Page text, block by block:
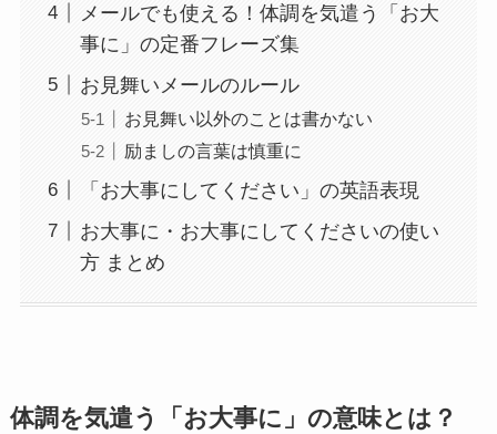
メールでも使える！体調を気遣う「お大
事に」の定番フレーズ集
お見舞いメールのルール
お見舞い以外のことは書かない
励ましの言葉は慎重に
「お大事にしてください」の英語表現
お大事に・お大事にしてくださいの使い
方 まとめ
体調を気遣う「お大事に」の意味とは？